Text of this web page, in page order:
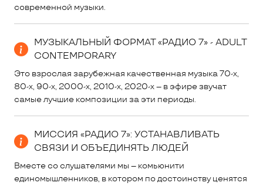
современной музыки.
МУЗЫКАЛЬНЫЙ ФОРМАТ «РАДИО 7» - ADULT
CONTEMPORARY
Это взрослая зарубежная качественная музыка 70-х,
80-х, 90-х, 2000-х, 2010-х, 2020-х – в эфире звучат
самые лучшие композиции за эти периоды.
МИССИЯ «РАДИО 7»: УСТАНАВЛИВАТЬ
СВЯЗИ И ОБЪЕДИНЯТЬ ЛЮДЕЙ
Вместе со слушателями мы – комьюнити
единомышленников, в котором по достоинству ценятся